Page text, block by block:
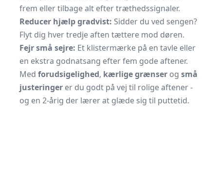
frem eller tilbage alt efter træthedssignaler.
Reducer hjælp gradvist: Sidder du ved sengen?
Flyt dig hver tredje aften tættere mod døren.
Fejr små sejre: Et klistermærke på en tavle eller
en ekstra godnatsang efter fem gode aftener.
Med forudsigelighed, kærlige grænser og små
justeringer er du godt på vej til rolige aftener -
og en 2-årig der lærer at glæde sig til puttetid.